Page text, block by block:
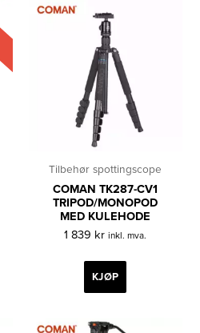
Tilbehør spottingscope
COMAN TK287-CV1
TRIPOD/MONOPOD
MED KULEHODE
1 839 kr inkl. mva.
KJØP